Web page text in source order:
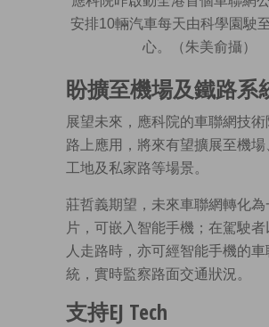
安排10輛汽車每天由科學園駛
心。（朱美俞攝）
盼擴至機場及鐵路系
展望未來，應科院的車聯網技術
路上應用，將來有望擴展至機場
工地及私家路等場景。
莊哲義期望，未來車聯網轉化為
片，可嵌入智能手機；在駕駛者
人走路時，亦可經智能手機的車
統，實時監察路面交通狀況。
支持EJ Tech